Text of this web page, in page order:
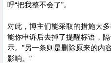
呼“把我整不会了”。
对此，博主们能采取的措施大
能你申诉后去掉了提醒标语，
示。”另一条则是删除原来的内
影响。”